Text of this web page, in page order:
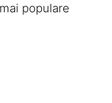
populare